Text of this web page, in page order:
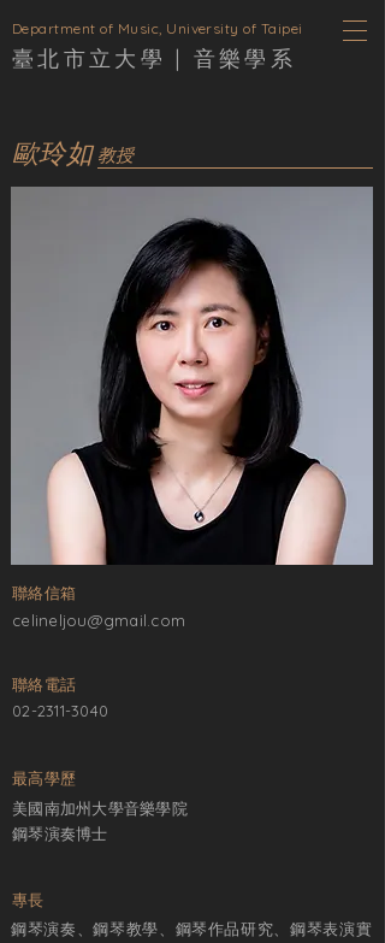
Department of Music, University of Taipei
臺北市立大學 | 音樂學 系
歐玲如 教授
​聯絡信箱
celineljou@gmail.com
​聯絡電話
​02-2311-3040
最高學歷
美國南加州大學音樂學院
鋼琴演奏博士
專長
鋼琴演奏、鋼琴教學、鋼琴作品研究、鋼琴表演實